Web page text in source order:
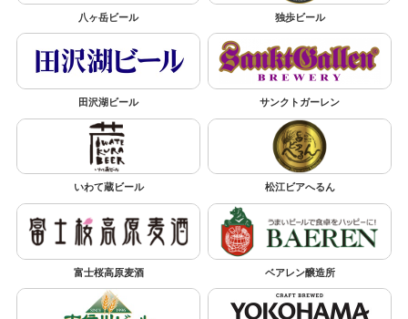
八ヶ岳ビール 独歩ビール
田沢湖ビール サンクトガーレン
いわて蔵ビール 松江ビアへるん
富士桜高原麦酒 ベアレン醸造所